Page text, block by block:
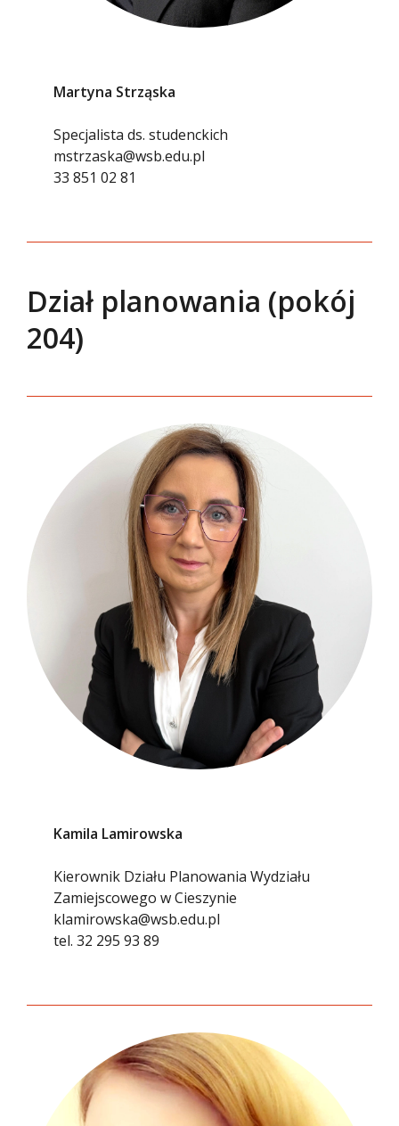
Martyna Strząska
Specjalista ds. studenckich
mstrzaska@wsb.edu.pl
33 851 02 81
Dział planowania (pokój
204)
Kamila Lamirowska
Kierownik Działu Planowania Wydziału
Zamiejscowego w Cieszynie
klamirowska@wsb.edu.pl
tel. 32 295 93 89